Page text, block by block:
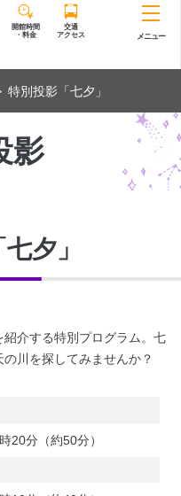
開館時間
・料金
交通
アクセス
メニュー
特別投影「七夕」
影
夕」
介する特別プログラム。七
川を探してみませんか？
分（約50分）